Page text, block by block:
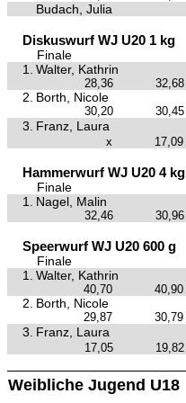
Budach, Julia
Diskuswurf WJ U20 1 kg
Finale
1.
Walter, Kathrin
28,36 32,68
2. Borth, Nicole
30,20 30,45
3. Franz, Laura
x 17,09
Hammerwurf WJ U20 4 kg
Finale
1.
Nagel, Malin
32,46 30,96
Speerwurf WJ U20 600 g
Finale
1.
Walter, Kathrin
40,70 40,90
2. Borth, Nicole
29,87 30,79
3. Franz, Laura
17,05 19,82
Weibliche Jugend U18